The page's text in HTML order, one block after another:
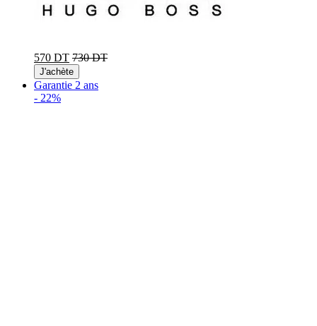
570 DT 730 DT
J'achète
Garantie 2 ans
- 22%